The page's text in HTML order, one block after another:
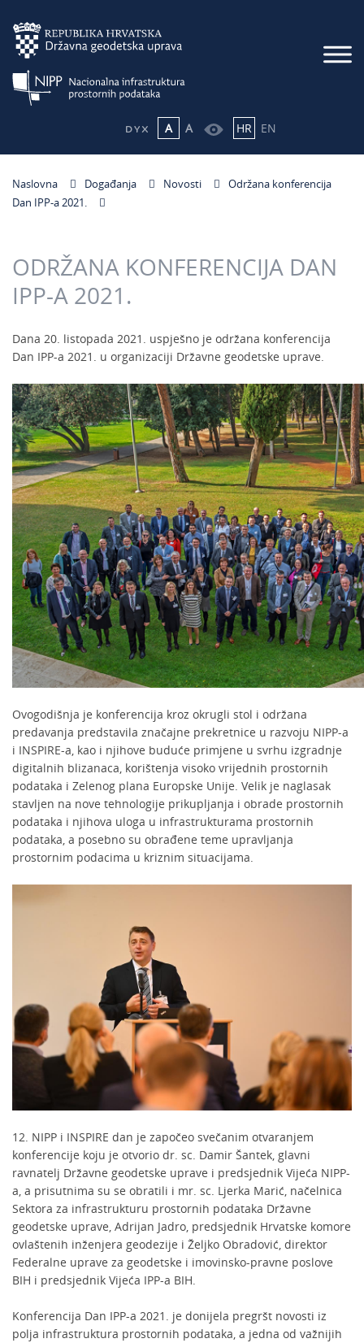
A A HR EN
Naslovna Događanja Novosti
Održana konferencija
Dan IPP-a 2021.
ODRŽANA KONFERENCIJA DAN
IPP-A 2021.
Dana 20. listopada 2021. uspješno je održana konferencija
Dan IPP-a 2021. u organizaciji Državne geodetske uprave.
Ovogodišnja je konferencija kroz okrugli stol i održana
predavanja predstavila značajne prekretnice u razvoju NIPP-a
i INSPIRE-a, kao i njihove buduće primjene u svrhu izgradnje
digitalnih blizanaca, korištenja visoko vrijednih prostornih
podataka i Zelenog plana Europske Unije. Velik je naglasak
stavljen na nove tehnologije prikupljanja i obrade prostornih
podataka i njihova uloga u infrastrukturama prostornih
podataka, a posebno su obrađene teme upravljanja
prostornim podacima u kriznim situacijama.
12. NIPP i INSPIRE dan je započeo svečanim otvaranjem
konferencije koju je otvorio dr. sc. Damir Šantek, glavni
ravnatelj Državne geodetske uprave i predsjednik Vijeća NIPP-
a, a prisutnima su se obratili i mr. sc. Ljerka Marić, načelnica
Sektora za infrastrukturu prostornih podataka Državne
geodetske uprave, Adrijan Jadro, predsjednik Hrvatske komore
ovlaštenih inženjera geodezije i Željko Obradović, direktor
Federalne uprave za geodetske i imovinsko-pravne poslove
BIH i predsjednik Vijeća IPP-a BIH.
Konferencija Dan IPP-a 2021. je donijela pregršt novosti iz
polja infrastruktura prostornih podataka, a jedna od važnijih